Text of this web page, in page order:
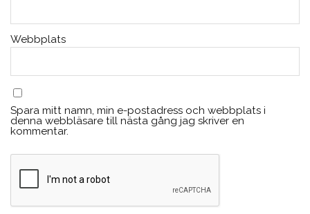
Webbplats
Spara mitt namn, min e-postadress och webbplats i
denna webbläsare till nästa gång jag skriver en
kommentar.